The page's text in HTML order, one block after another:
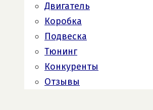
Двигатель
Коробка
Подвеска
Тюнинг
Конкуренты
Отзывы